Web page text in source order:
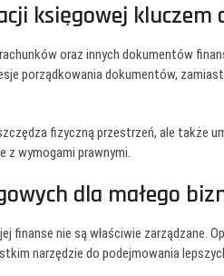
księgowej kluczem
oraz innych dokumentów
porządkowania dokumentów,
fizyczną przestrzeń, ale także
z wymogami prawnymi.
dla małego
finanse nie są właściwie zarządzane.
narzędzie do podejmowania